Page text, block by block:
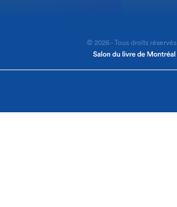
© 2026 - Tous droits réservés